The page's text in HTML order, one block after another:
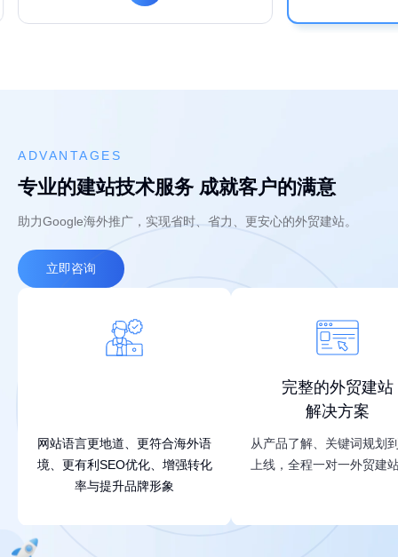
ADVANTAGES
专业的建站技术服务 成就客户的满意
助力Google海外推广，实现省时、省力、更安心的外贸建站。
立即咨询
网站语言更地道、更符合海外语
境、更有利SEO优化、增强转化
率与提升品牌形象
完整的外贸建站
解决方案
从产品了解、关键词规划
上线，全程一对一外贸建